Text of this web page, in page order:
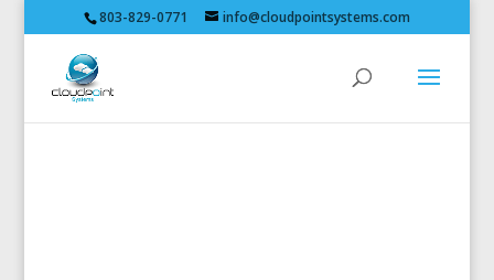
803-829-0771 info@cloudpointsystems.com